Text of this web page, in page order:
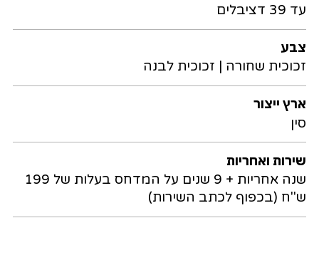
עד 39 דציבלים
צבע
זכוכית שחורה | זכוכית לבנה
ארץ ייצור
סין
שירות ואחריות
שנה אחריות + 9 שנים על המדחס בעלות של 199
ש"ח (בכפוף לכתב השירות)